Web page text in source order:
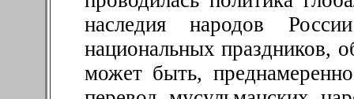
наследия народов
национальных праздников,
может быть,